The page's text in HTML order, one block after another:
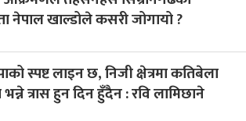
नेपाल खाल्डोले कसरी जोगायो ?
स्पष्ट लाइन छ, निजी क्षेत्रमा कतिबेला
त्रास हुन दिन हुँदैन : रवि लामिछाने